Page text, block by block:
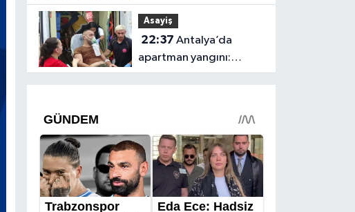
CHP’li Özel’den tepki
Asayiş
22:37
apartman yangını:
Mahsur kalan aile